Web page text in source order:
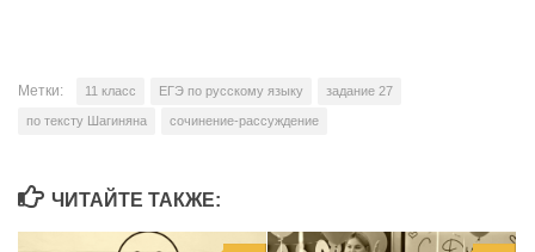
Метки: 11 класс ЕГЭ по русскому языку задание 27
по тексту Шагиняна сочинение-рассуждение
ЧИТАЙТЕ ТАКЖЕ: